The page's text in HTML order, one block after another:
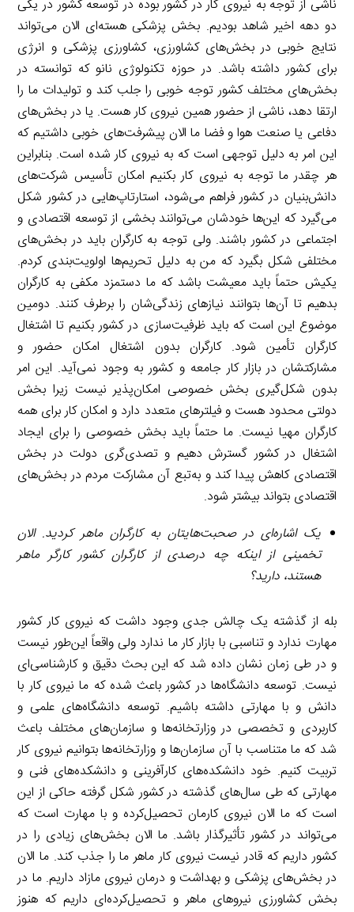
ناشی از توجه به نیروی کار در کشور بوده در توسعه کشور در یکی
دو دهه اخیر شاهد بودیم. بخش پزشکی هسته‌ای الان می‌تواند
نتایج خوبی در بخش‌های کشاورزی، کشاورزی پزشکی و انرژی
برای کشور داشته باشد. در حوزه تکنولوژی نانو که توانسته در
بخش‌های مختلف کشور توجه خوبی را جلب کند و تولیدات ما را
ارتقا دهد، ناشی از حضور همین نیروی کار هست. یا در بخش‌های
دفاعی یا صنعت هوا و فضا ما الان پیشرفت‌های خوبی داشتیم که
این امر به دلیل توجهی است که به نیروی کار شده است. بنابراین
هر چقدر ما توجه به نیروی کار بکنیم امکان تأسیس شرکت‌های
دانش‌بنیان در کشور فراهم می‌شود، استارتاپ‌هایی در کشور شکل
می‌گیرد که این‌ها خودشان می‌توانند بخشی از توسعه اقتصادی و
اجتماعی در کشور باشند. ولی توجه به کارگران باید در بخش‌های
مختلفی شکل بگیرد که من به دلیل تحریم‌ها اولویت‌بندی کردم.
یکیش حتماً باید معیشت باشد که ما دستمزد مکفی به کارگران
بدهیم تا آن‌ها بتوانند نیازهای زندگی‌شان را برطرف کنند. دومین
موضوع این است که باید ظرفیت‌سازی در کشور بکنیم تا اشتغال
کارگران تأمین شود. کارگران بدون اشتغال امکان حضور و
مشارکتشان در بازار کار جامعه و کشور به وجود نمی‌آید. این امر
بدون شکل‌گیری بخش خصوصی امکان‌پذیر نیست زیرا بخش
دولتی محدود هست و فیلترهای متعدد دارد و امکان کار برای همه
کارگران مهیا نیست. ما حتماً باید بخش خصوصی را برای ایجاد
اشتغال در کشور گسترش دهیم و تصدی‌گری دولت در بخش
اقتصادی کاهش پیدا کند و به‌تبع آن مشارکت مردم در بخش‌های
اقتصادی بتواند بیشتر شود.
یک اشاره‌ای در صحبت‌هایتان به کارگران ماهر کردید. الان
تخمینی از اینکه چه درصدی از کارگران کشور کارگر ماهر
هستند، دارید؟
بله از گذشته یک چالش جدی وجود داشت که نیروی کار کشور
مهارت ندارد و تناسبی با بازار کار ما ندارد ولی واقعاً این‌طور نیست
و در طی زمان نشان داده شد که این بحث دقیق و کارشناسی‌ای
نیست. توسعه دانشگاه‌ها در کشور باعث شده که ما نیروی کار با
دانش و با مهارتی داشته باشیم. توسعه دانشگاه‌های علمی و
کاربردی و تخصصی در وزارتخانه‌ها و سازمان‌های مختلف باعث
شد که ما متناسب با آن سازمان‌ها و وزارتخانه‌ها بتوانیم نیروی کار
تربیت کنیم. خود دانشکده‌های کارآفرینی و دانشکده‌های فنی و
مهارتی که طی سال‌های گذشته در کشور شکل گرفته حاکی از این
است که ما الان نیروی کارمان تحصیل‌کرده و با مهارت است که
می‌تواند در کشور تأثیرگذار باشد. ما الان بخش‌های زیادی را در
کشور داریم که قادر نیست نیروی کار ماهر ما را جذب کند. ما الان
در بخش‌های پزشکی و بهداشت و درمان نیروی مازاد داریم. ما در
بخش کشاورزی نیروهای ماهر و تحصیل‌کرده‌ای داریم که هنوز